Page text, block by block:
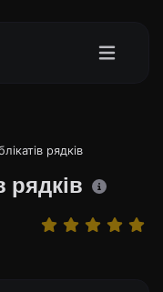
рядків
рядків